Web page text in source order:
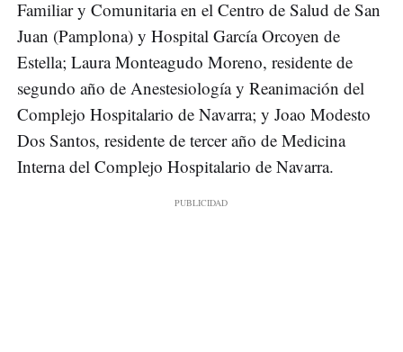
Familiar y Comunitaria en el Centro de Salud de San
Juan (Pamplona) y Hospital García Orcoyen de
Estella; Laura Monteagudo Moreno, residente de
segundo año de Anestesiología y Reanimación del
Complejo Hospitalario de Navarra; y Joao Modesto
Dos Santos, residente de tercer año de Medicina
Interna del Complejo Hospitalario de Navarra.